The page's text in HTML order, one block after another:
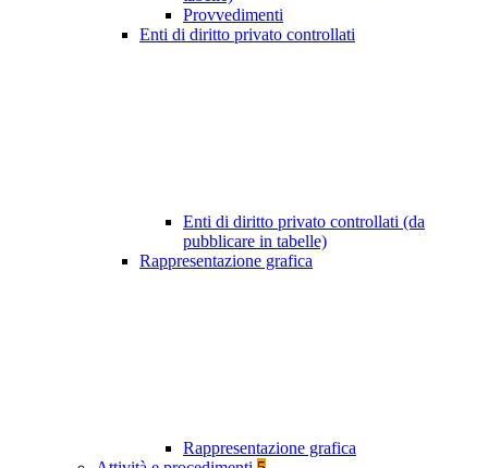
Provvedimenti
Enti di diritto privato controllati
Enti di diritto privato controllati (da
pubblicare in tabelle)
Rappresentazione grafica
Rappresentazione grafica